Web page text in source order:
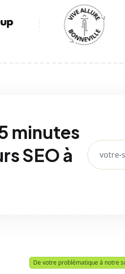
minutes
SEO à
De votre problématique à notre